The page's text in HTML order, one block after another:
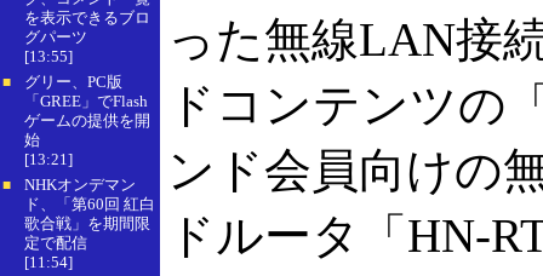
を表示できるブロ
グパーツ
[13:55]
■
グリー、PC版
「GREE」でFlash
ゲームの提供を開
始
[13:21]
■
NHKオンデマン
ド、「第60回 紅白
歌合戦」を期間限
定で配信
[11:54]
った無線LAN接
ドコンテンツの
ンド会員向けの
ドルータ「HN-